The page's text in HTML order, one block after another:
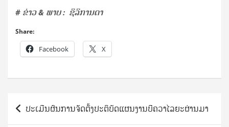
# ຂ່າວ & ພາບ : ຊິລິການດາ
Share:
Facebook X
Post
navigation
ປະເມີນຜົນການຈັດຕັ້ງປະຕິບັດແຜນງານບີຄວາໄລຍະຜ່ານມາ